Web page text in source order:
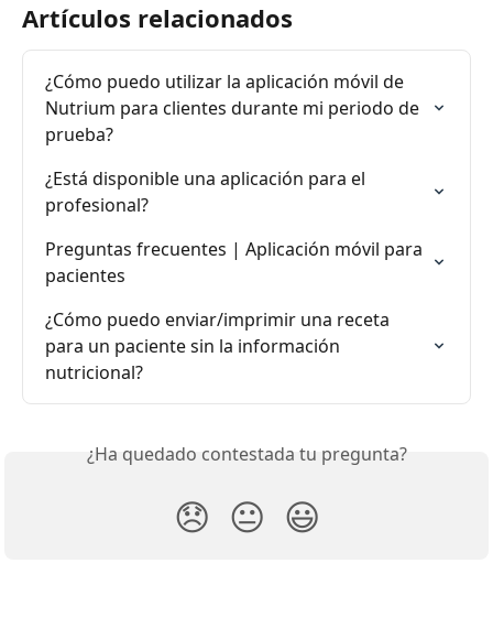
Artículos relacionados
¿Cómo puedo utilizar la aplicación móvil de
Nutrium para clientes durante mi periodo de
prueba?
¿Está disponible una aplicación para el
profesional?
Preguntas frecuentes | Aplicación móvil para
pacientes
¿Cómo puedo enviar/imprimir una receta
para un paciente sin la información
nutricional?
¿Ha quedado contestada tu pregunta?
😞 😐 😃